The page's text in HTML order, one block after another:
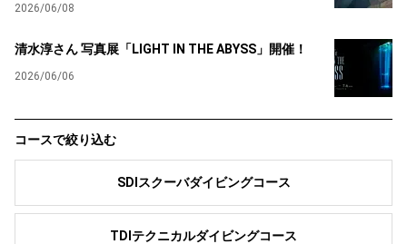
2026/06/08
清水淳さん 写真展「LIGHT IN THE ABYSS」開催！
2026/06/06
コースで絞り込む
SDIスクーバダイビングコース
TDIテクニカルダイビングコース